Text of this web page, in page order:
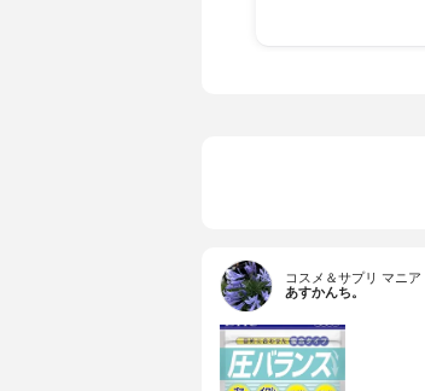
コスメ＆サプリ マニア
あすかんち。